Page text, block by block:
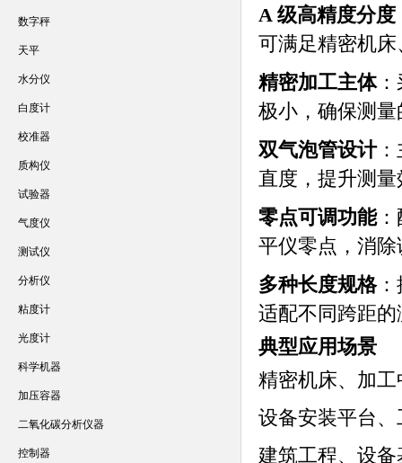
A 级高精度分度
可满足精密机
精密加工主体：
极小，确保测
双气泡管设计：
直度，提升测量
零点可调功能：
平仪零点，消
多种长度规格：
适配不同跨距
典型应用场景
精密机床、加
设备安装平台
建筑工程、设
数字秤
天平
水分仪
白度计
校准器
质构仪
试验器
气度仪
测试仪
分析仪
粘度计
光度计
科学机器
加压容器
二氧化碳分析仪器
控制器